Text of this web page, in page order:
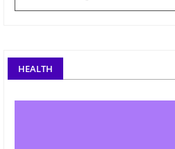
HEALTH